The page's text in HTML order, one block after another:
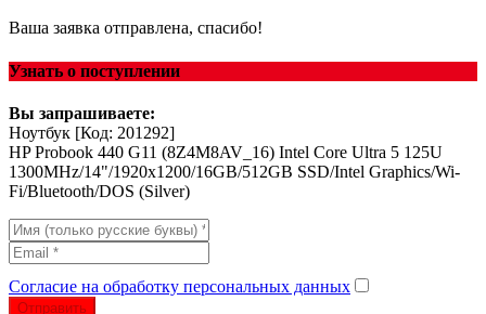
Ваша заявка отправлена, спасибо!
Узнать о поступлении
Вы запрашиваете:
Ноутбук [Код: 201292]
HP Probook 440 G11 (8Z4M8AV_16) Intel Core Ultra 5 125U
1300MHz/14"/1920x1200/16GB/512GB SSD/Intel Graphics/Wi-
Fi/Bluetooth/DOS (Silver)
Согласие на обработку персональных данных
Отправить